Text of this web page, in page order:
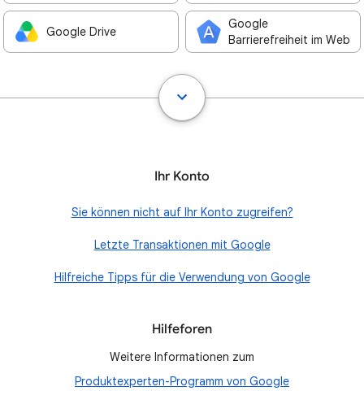
Google Drive
Google
Barrierefreiheit im Web
Ihr Konto
Sie können nicht auf Ihr Konto zugreifen?
Letzte Transaktionen mit Google
Hilfreiche Tipps für die Verwendung von Google
Hilfeforen
Weitere Informationen zum
Produktexperten-Programm von Google